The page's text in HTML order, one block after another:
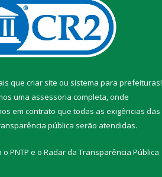
que criar site ou sistema para prefeituras!
uma assessoria completa, onde
em contrato que todas as exigências das
pública serão atendidas.
o PNTP e o Radar da Transparência Pública